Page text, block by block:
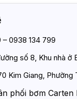
– 0938 134 799
số 8, Khu nhà ở
Kim Giang, Phường
phối bơm